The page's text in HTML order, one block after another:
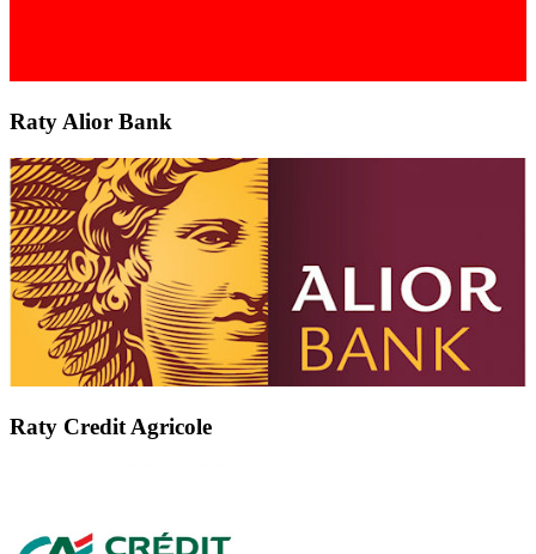
Raty Alior Bank
Raty Credit Agricole